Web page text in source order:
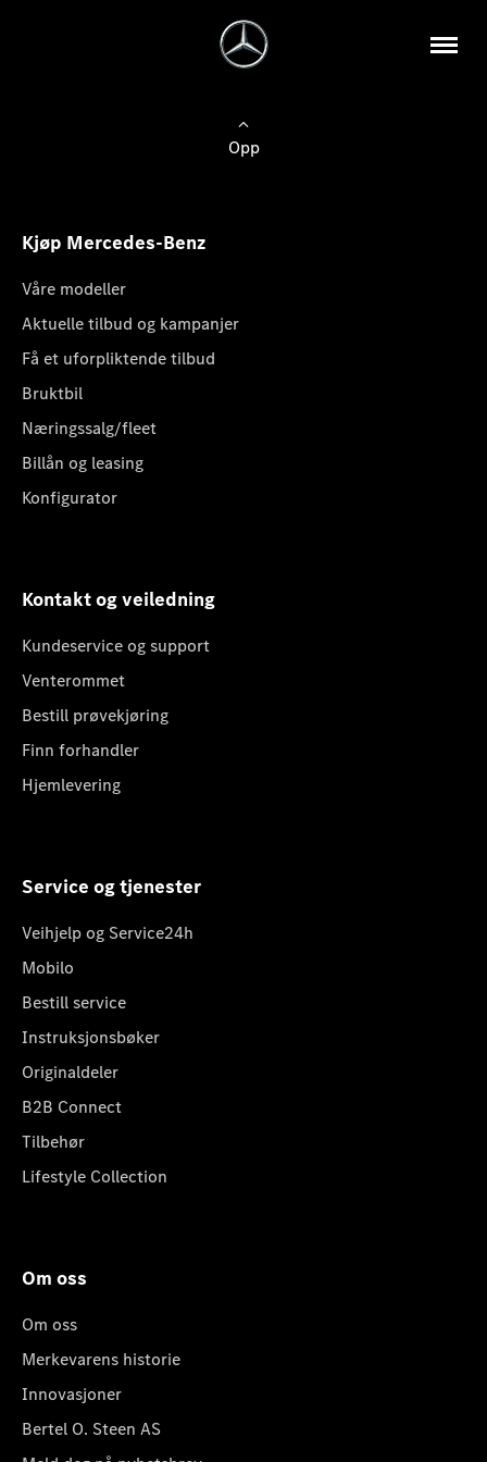
Opp
Kjøp Mercedes-Benz
Våre modeller
Aktuelle tilbud og kampanjer
Få et uforpliktende tilbud
Bruktbil
Næringssalg/fleet
Billån og leasing
Konfigurator
Kontakt og veiledning
Kundeservice og support
Venterommet
Bestill prøvekjøring
Finn forhandler
Hjemlevering
Service og tjenester
Veihjelp og Service24h
Mobilo
Bestill service
Instruksjonsbøker
Originaldeler
B2B Connect
Tilbehør
Lifestyle Collection
Om oss
Om oss
Merkevarens historie
Innovasjoner
Bertel O. Steen AS